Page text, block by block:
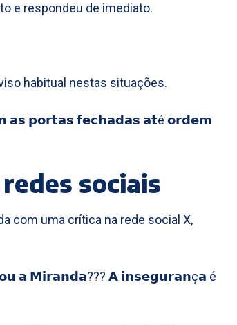
e respondeu de imediato.
habitual nestas situações.
𝗮𝘀 𝗽𝗼𝗿𝘁𝗮𝘀 𝗳𝗲𝗰𝗵𝗮𝗱𝗮𝘀 𝗮𝘁é 𝗼𝗿𝗱𝗲𝗺
sociais
com uma crítica na rede social X,
𝗮 𝗠𝗶𝗿𝗮𝗻𝗱𝗮??? 𝗔 𝗶𝗻𝘀𝗲𝗴𝘂𝗿𝗮𝗻ç𝗮 é